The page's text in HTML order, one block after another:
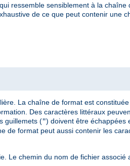
ressemble sensiblement à la chaîne
de ce que peut contenir une
La chaîne de format est
Des caractères littéraux
guillemets (") doivent être échappées
de format peut aussi contenir les
Le chemin du nom de fichier associé